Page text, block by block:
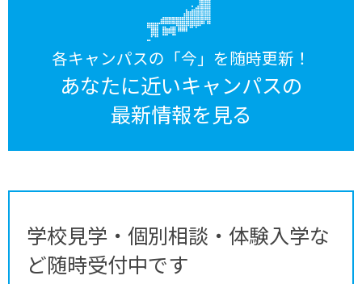
各キャンパスの「今」を随時更新！
あなたに近いキャンパスの
最新情報を見る
学校見学・個別相談・体験入学な
ど随時受付中です